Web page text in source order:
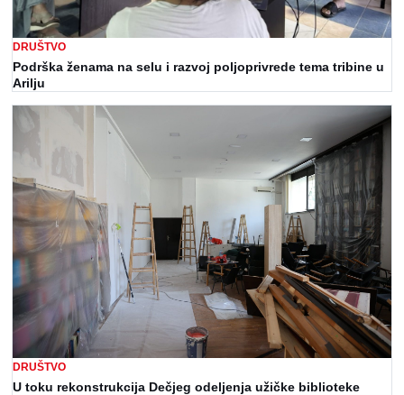
DRUŠTVO
Podrška ženama na selu i razvoj poljoprivrede tema tribine u
Arilju
DRUŠTVO
U toku rekonstrukcija Dečjeg odeljenja užičke biblioteke